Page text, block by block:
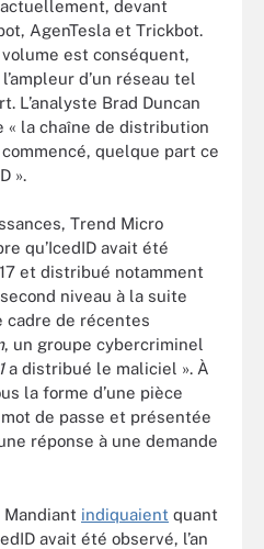
devant
AgenTesla et Trickbot.
est conséquent,
d’un réseau tel
L’analyste Brad Duncan
« la chaîne de distribution
quelque part ce
».
Trend Micro
qu’IcedID avait été
et distribué notamment
niveau à la suite
cadre de récentes
, un groupe cybercriminel
a distribué le maliciel ». À
la forme d’une pièce
de passe et présentée
réponse à une demande
Mandiant indiquaient quant
avait été observé, l’an